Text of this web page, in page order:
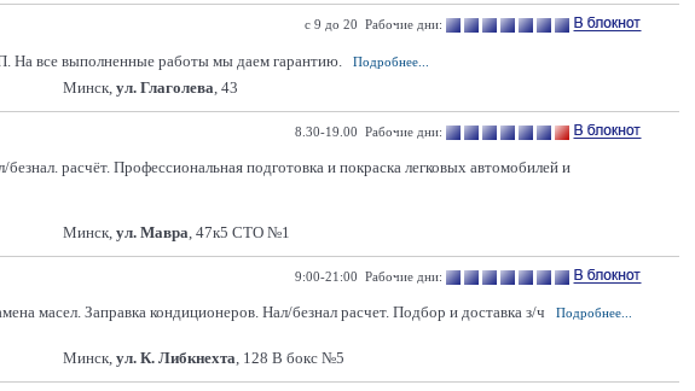
с 9 до 20 Рабочие дни:
На все выполненные работы мы даем гарантию.
Подробнее...
Минск, ул. Глаголева, 43
8.30-19.00 Рабочие дни:
расчёт. Профессиональная подготовка и покраска легковых автомобилей и
Минск, ул. Мавра, 47к5 СТО №1
9:00-21:00 Рабочие дни:
масел. Заправка кондиционеров. Нал/безнал расчет. Подбор и доставка з/ч Подробнее...
Минск, ул. К. Либкнехта, 128 В бокс №5